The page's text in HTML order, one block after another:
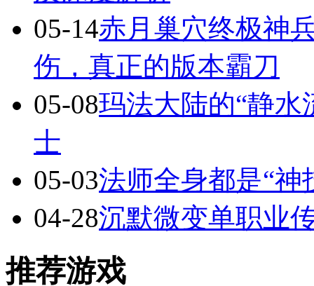
05-14赤月巢穴终极神
伤，真正的版本霸刀
05-08玛法大陆的“静
士
05-03法师全身都是“神
04-28沉默微变单职业
推荐游戏